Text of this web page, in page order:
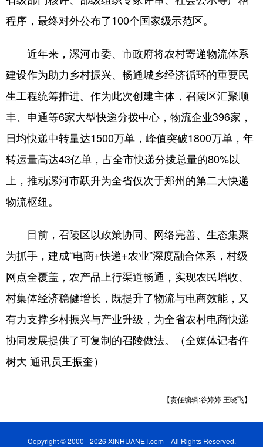
山西 辽宁
山东 河南 湖北
湖南 广东 广西
海南 重庆 四川
贵州 云南 西藏
陕西 甘肃 青海
黑龙江
多语种频道
English Español Français
日本語
程序，最终对外公布了100个国家级示范区。
近年来，漯河市委、市政府将农村寄递物流体系
建设作为助力乡村振兴、畅通城乡经济循环的重要民
生工程统筹推进。作为此次创建主体，召陵区汇聚顺
丰、申通等6家大型快递分拨中心，物流企业396家，
日均快递中转量达1500万单，峰值突破1800万单，年
转运量高达43亿单，占全市快递分拨总量的80%以
上，推动漯河市跃升为全省仅次于郑州的第二大快递
物流枢纽。
目前，召陵区以政策协同、网络完善、生态集聚
为抓手，建成“电商+快递+农业”深度融合体系，村级
网点全覆盖，农产品上行渠道畅通，实现农民增收、
村集体经济稳健增长，既提升了物流与电商效能，又
有力支撑乡村振兴与产业升级，为全省农村电商快递
协同发展提供了可复制的召陵做法。（全媒体记者仵
树大 通讯员王振奎）
【责任编辑:谷婷婷 王晓飞】
Copyright © 2000 - 2026 XINHUANET.com All Rights Reserved.